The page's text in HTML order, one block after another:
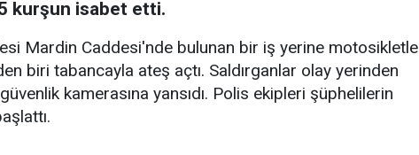
kurşun isabet etti.
Mardin Caddesi'nde bulunan bir iş yerine motosikletle
biri tabancayla ateş açtı. Saldırganlar olay yerinden
kamerasına yansıdı. Polis ekipleri şüphelilerin